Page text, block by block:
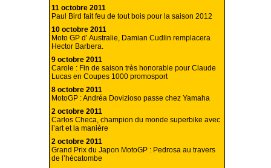
11 octobre 2011
Paul Bird fait feu de tout bois pour la saison 2012
10 octobre 2011
Moto GP d’ Australie, Damian Cudlin remplacera
Hector Barbera.
9 octobre 2011
Carole : Fin de saison très honorable pour Claude
Lucas en Coupes 1000 promosport
8 octobre 2011
MotoGP : Andréa Dovizioso passe chez Yamaha
2 octobre 2011
Carlos Checa, champion du monde superbike avec
l’art et la manière
2 octobre 2011
Grand Prix du Japon MotoGP : Pedrosa au travers
de l’hécatombe